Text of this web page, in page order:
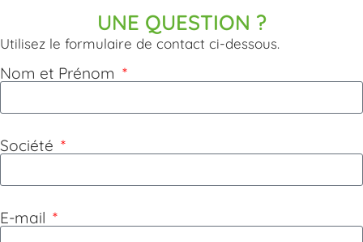
UNE QUESTION ?
Utilisez le formulaire de contact ci-dessous.
Nom et Prénom
Société
E-mail